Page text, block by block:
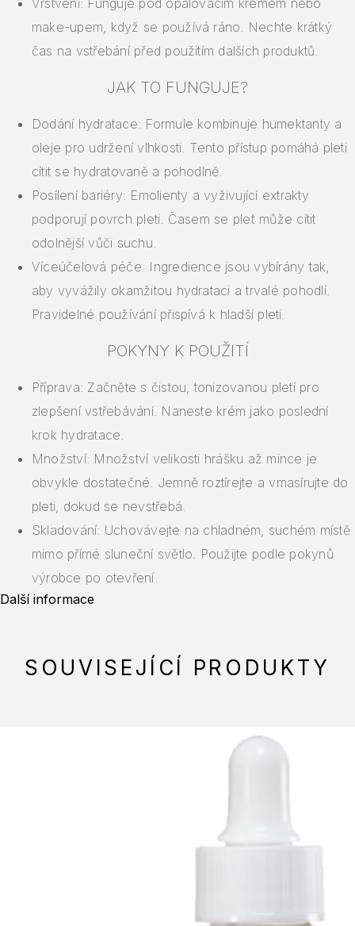
Vrstvení: Funguje pod opalovacím krémem nebo
make-upem, když se používá ráno. Nechte krátký
čas na vstřebání před použitím dalších produktů.
JAK TO FUNGUJE?
Dodání hydratace: Formule kombinuje humektanty a
oleje pro udržení vlhkosti. Tento přístup pomáhá pleti
cítit se hydratovaně a pohodlně.
Posílení bariéry: Emolienty a vyživující extrakty
podporují povrch pleti. Časem se pleť může cítit
odolnější vůči suchu.
Víceúčelová péče: Ingredience jsou vybírány tak,
aby vyvážily okamžitou hydrataci a trvalé pohodlí.
Pravidelné používání přispívá k hladší pleti.
POKYNY K POUŽITÍ
Příprava: Začněte s čistou, tonizovanou pletí pro
zlepšení vstřebávání. Naneste krém jako poslední
krok hydratace.
Množství: Množství velikosti hrášku až mince je
obvykle dostatečné. Jemně roztírejte a vmasírujte do
pleti, dokud se nevstřebá.
Skladování: Uchovávejte na chladném, suchém místě
mimo přímé sluneční světlo. Použijte podle pokynů
výrobce po otevření.
Další informace
SOUVISEJÍCÍ PRODUKTY